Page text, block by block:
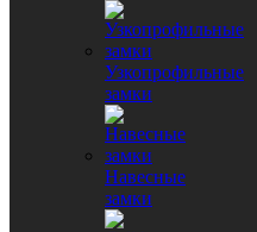
Узкопрофильные
замки
Навесные
замки